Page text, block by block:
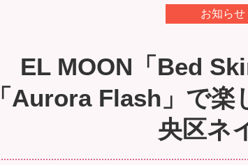
お知らせ
EL MOON「Bed
「Aurora Flash」で
央区ネ